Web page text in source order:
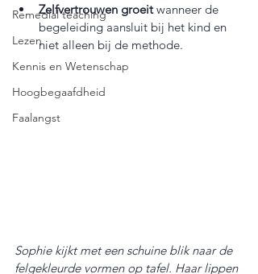
Remedial teaching
Lezen
Kennis en Wetenschap
Hoogbegaafdheid
Faalangst
Zelfvertrouwen groeit wanneer de
begeleiding aansluit bij het kind en
niet alleen bij de methode.
Sophie kijkt met een schuine blik naar de
felgekleurde vormen op tafel. Haar lippen